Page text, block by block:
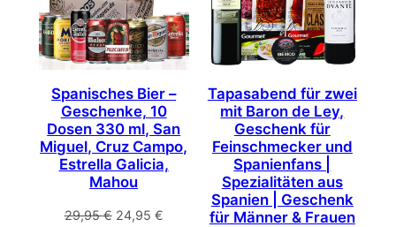
Spanisches Bier –
Geschenke, 10
Dosen 330 ml, San
Miguel, Cruz Campo,
Estrella Galicia,
Mahou
29,95€ Ursprünglicher
24,95 €Aktueller
Tapasabend für zwei
mit Baron de Ley,
Geschenk für
Feinschmecker und
Spanienfans |
Spezialitäten aus
Spanien | Geschenk
für Männer & Frauen